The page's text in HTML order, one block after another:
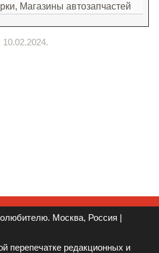
Магазины автозапчастей
Москва, Россия |
перепечатке редакционных и